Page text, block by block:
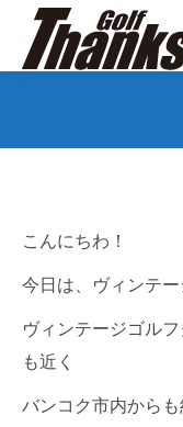
こんにちわ！
今日は、ヴィンテー
ヴィンテージゴル
も近く
バンコク市内から